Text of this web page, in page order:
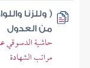
( وللزنا
من العدول
حاشية الدسوقي
مراتب الشهادة